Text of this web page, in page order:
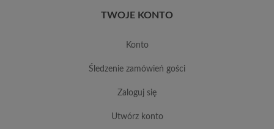
TWOJE KONTO
konto
śledzenie zamówień gości
zaloguj się
utwórz konto